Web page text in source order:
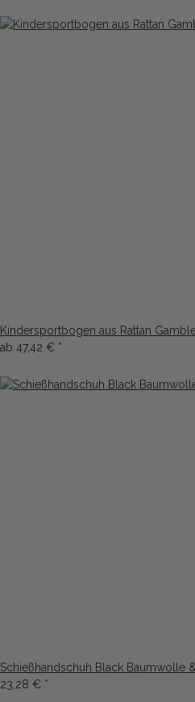
Kindersportbogen aus Rattan
ab 47,42 € *
Schießhandschuh Black Baumwolle
23,28 € *